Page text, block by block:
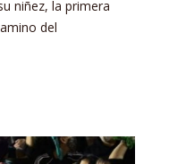
niñez, la primera
del